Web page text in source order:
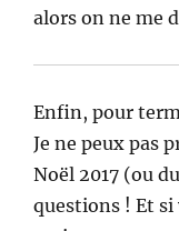
alors on ne me
Enfin, pour
Je ne peux pas
Noël 2017 (ou
questions ! Et